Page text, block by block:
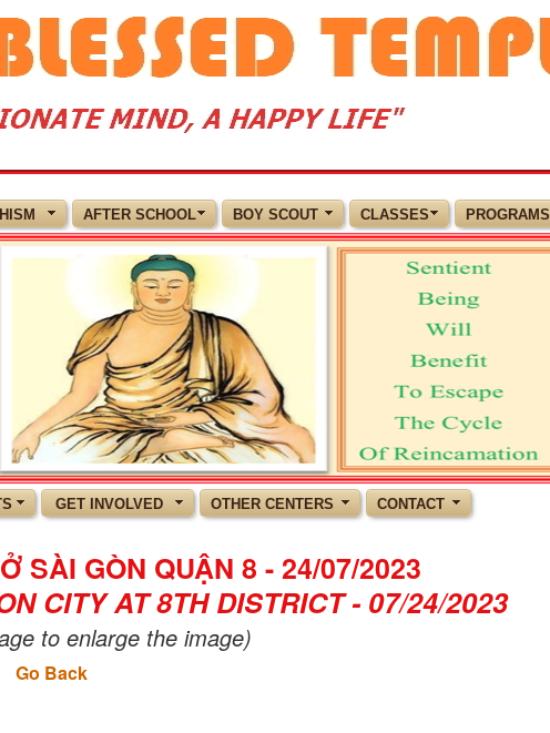
AFTER SCHOOL BOY SCOUT CLASSES PROGRAMS
GET INVOLVED OTHER CENTERS CONTACT
SÀI GÒN QUẬN 8 - 24/07/2023
CITY AT 8TH DISTRICT - 07/24/2023
to enlarge the image)
Go Back